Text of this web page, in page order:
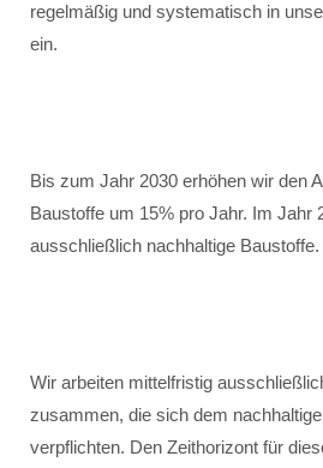
regelmäßig und systematisch in
ein.
Bis zum Jahr 2030 erhöhen wir den
Baustoffe um 15% pro Jahr. Im Jahr
ausschließlich nachhaltige Baustoffe.
Wir arbeiten mittelfristig
zusammen, die sich dem
verpflichten. Den Zeithorizont für